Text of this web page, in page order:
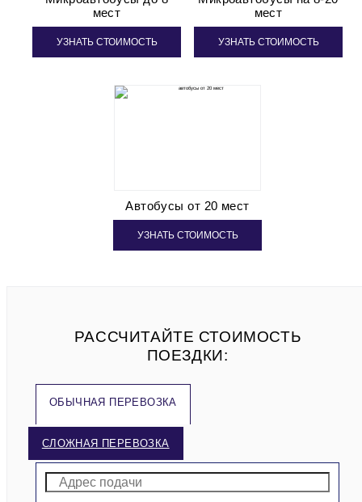
мест
УЗНАТЬ СТОИМОСТЬ
мест
УЗНАТЬ СТОИМОСТЬ
Автобусы от 20 мест
УЗНАТЬ СТОИМОСТЬ
РАССЧИТАЙТЕ СТОИМОСТЬ
ПОЕЗДКИ:
ОБЫЧНАЯ ПЕРЕВОЗКА
СЛОЖНАЯ ПЕРЕВОЗКА